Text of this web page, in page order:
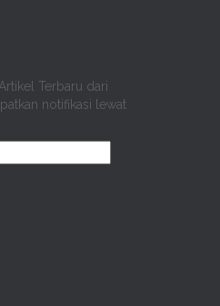
Terbaru dari
notifikasi lewat